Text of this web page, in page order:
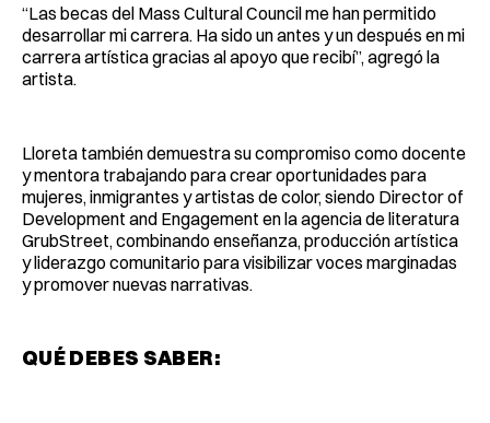
“Las becas del Mass Cultural Council me han permitido
desarrollar mi carrera. Ha sido un antes y un después en mi
carrera artística gracias al apoyo que recibí”, agregó la
artista.
Lloreta también demuestra su compromiso como docente
y mentora trabajando para crear oportunidades para
mujeres, inmigrantes y artistas de color, siendo Director of
Development and Engagement en la agencia de literatura
GrubStreet, combinando enseñanza, producción artística
y liderazgo comunitario para visibilizar voces marginadas
y promover nuevas narrativas.
QUÉ DEBES SABER: